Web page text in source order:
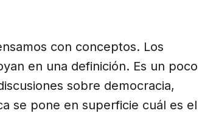
con conceptos. Los
en una definición. Es un poco
sobre democracia,
se pone en superficie cuál es el